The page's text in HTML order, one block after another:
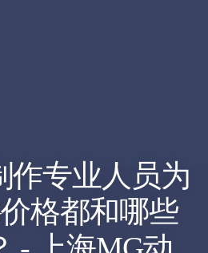
作专业人员为
格都和哪些